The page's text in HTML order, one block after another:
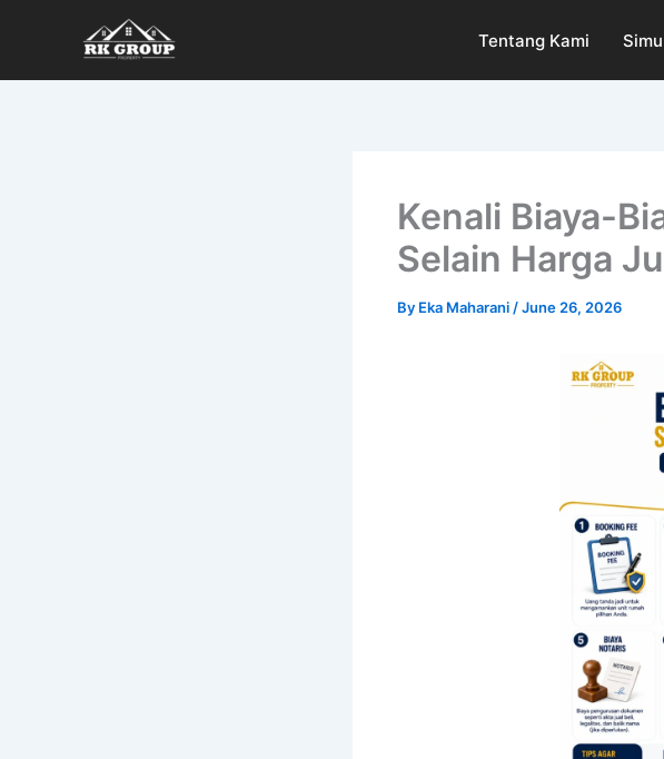
Tentang Kami
Kenali Biaya-
Selain Harga
By Eka Maharani /June 26, 2026